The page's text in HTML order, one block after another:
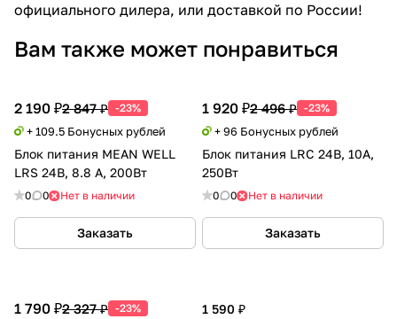
официального дилера, или доставкой по России!
Вам также может понравиться
2 190 ₽2 847 ₽ -23%
+ 109.5 Бонусных рублей
Блок питания MEAN WELL
LRS 24В, 8.8 А, 200Вт
0 0 Нет в наличии
Заказать
1 920 ₽2 496 ₽ -23%
+ 96 Бонусных рублей
Блок питания LRC 24В, 10А,
250Вт
0 0 Нет в наличии
Заказать
1 590 ₽
1 790 ₽2 327 ₽ -23%